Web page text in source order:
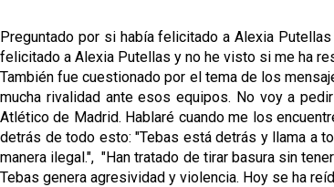
Preguntado por si había felicitado a Alexia
felicitado a Alexia Putellas y no he visto si me ha
También fue cuestionado por el tema de los
mucha rivalidad ante esos equipos. No voy a
Atlético de Madrid. Hablaré cuando me los
detrás de todo esto: "Tebas está detrás y llama a
manera ilegal.", "Han tratado de tirar basura sin
Tebas genera agresividad y violencia. Hoy se ha